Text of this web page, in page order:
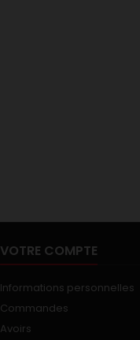
VOTRE COMPTE
Informations personnelles
Commandes
Avoirs